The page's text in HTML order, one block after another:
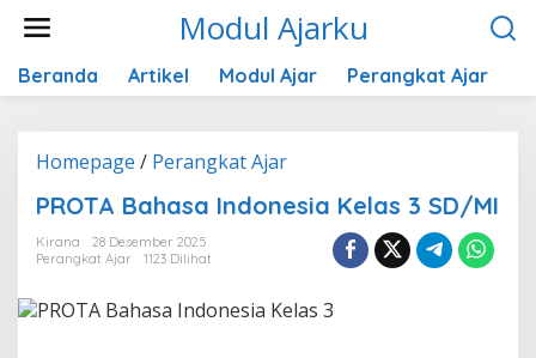
Modul Ajarku
Beranda Artikel Modul Ajar Perangkat Ajar
Homepage / Perangkat AjarPROTA
Indonesia
PROTA Bahasa Indonesia Kelas 3 SD/MI
Kirana
28 Desember 2025
Perangkat Ajar
1123 Dilihat